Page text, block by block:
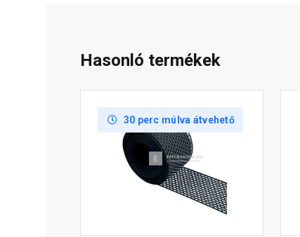
Hasonló termékek
30 perc múlva átvehető